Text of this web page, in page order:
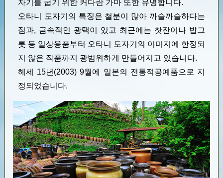
자기를 굽기 위한 커다란 가마 또한 유명합니다.
오타니 도자기의 특징은 철분이 많아 까슬까슬하다는
점과, 금속적인 광택이 있고 최근에는 찻잔이나 밥그
릇 등 일상용품부터 오타니 도자기의 이미지에 한정되
지 않은 작품까지 광범위하게 만들어지고 있습니다.
헤세 15년(2003) 9월에 일본의 전통적공예품으로 지
정되었습니다.